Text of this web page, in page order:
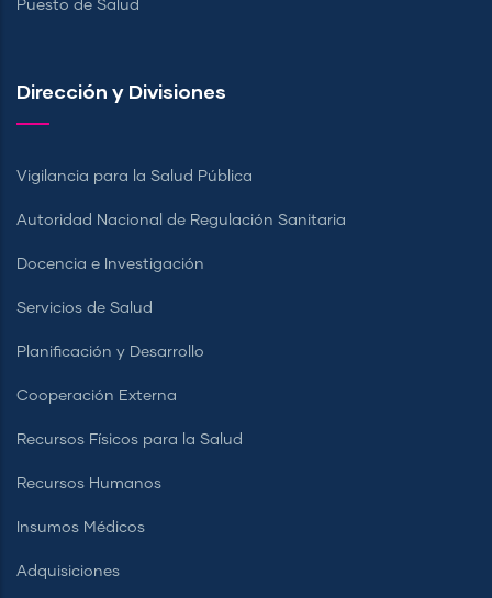
Puesto de Salud
Dirección y Divisiones
Vigilancia para la Salud Pública
Autoridad Nacional de Regulación Sanitaria
Docencia e Investigación
Servicios de Salud
Planificación y Desarrollo
Cooperación Externa
Recursos Físicos para la Salud
Recursos Humanos
Insumos Médicos
Adquisiciones